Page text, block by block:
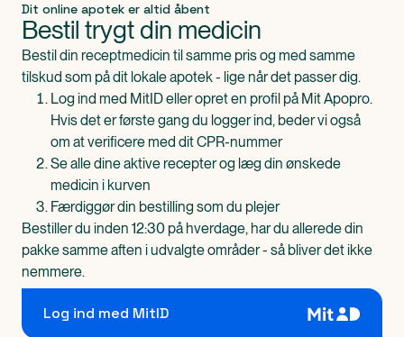
Dit online apotek er altid åbent
Bestil trygt din medicin
Bestil din receptmedicin til samme pris og med samme
tilskud som på dit lokale apotek - lige når det passer dig.
Log ind med MitID eller opret en profil på Mit Apopro.
Hvis det er første gang du logger ind, beder vi også
om at verificere med dit CPR-nummer
Se alle dine aktive recepter og læg din ønskede
medicin i kurven
Færdiggør din bestilling som du plejer
Bestiller du inden 12:30 på hverdage, har du allerede din
pakke samme aften i udvalgte områder - så bliver det ikke
nemmere.
Log ind med MitID